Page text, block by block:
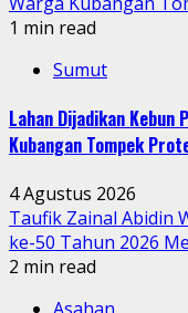
1 min read
Sumut
Lahan Dijadikan Kebun
Kubangan Tompek
4 Agustus 2026
Taufik Zainal Abidin
ke-50 Tahun 2026
2 min read